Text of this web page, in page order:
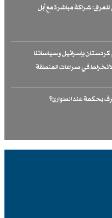
شراكة مباشرة مع أبل
كردستان بإسرائيل وسياساتنا
في صراعات المنطقة
بحكمة عند الطوارئ؟